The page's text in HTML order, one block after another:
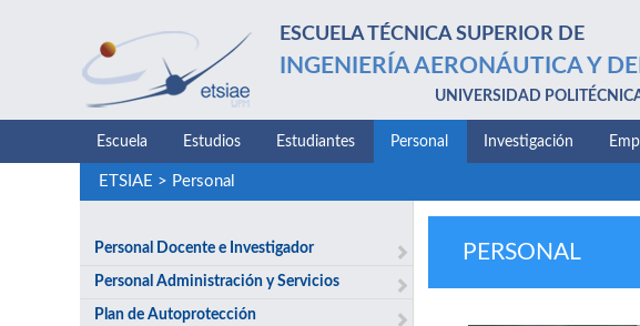
ESCUELA TÉCNICA SUPERIOR DE
INGENIERÍA AERONÁUTICA Y
UNIVERSIDAD
Escuela Estudios Estudiantes Personal Investigación
ETSIAE > Personal
Personal Docente e Investigador
Personal Administración y Servicios
Plan de Autoprotección
PERSONAL